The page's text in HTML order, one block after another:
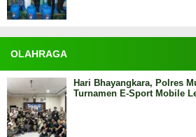
OLAHRAGA
Hari Bhayangkara, Polres
Turnamen E-Sport Mobile